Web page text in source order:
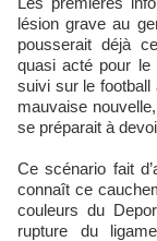
lésion grave au
pousserait déjà
quasi acté pour le
suivi sur le football
mauvaise
se préparait à
Ce scénario fait
connaît ce
couleurs du
rupture du